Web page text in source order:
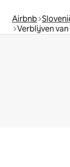
Airbnb
Verblijven